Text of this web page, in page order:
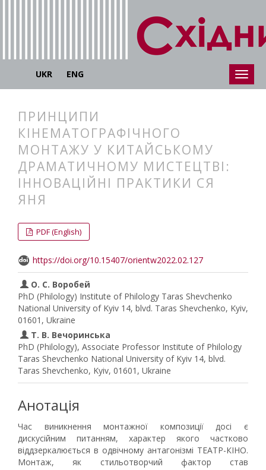
UKR ENG
ПРИНЦИПИ
КІНЕМАТОГРАФІЧНОГО
МОНТАЖУ У КИТАЙСЬКОМУ
ДРАМАТИЧНОМУ МИСТЕЦТВІ:
ІННОВАЦІЙНІ ПРАКТИКИ СЯ
ЯНЯ
PDF (English)
https://doi.org/10.15407/orientw2022.02.127
О. С. Воробей
PhD (Philology) Institute of Philology Taras Shevchenko
National University of Kyiv 14, blvd. Taras Shevchenko, Kyiv,
01601, Ukraine
Т. В. Вечоринська
PhD (Philology), Associate Professor Institute of Philology
Taras Shevchenko National University of Kyiv 14, blvd.
Taras Shevchenko, Kyiv, 01601, Ukraine
Анотація
Час виникнення монтажної композиції досі є
дискусійним питанням, характер якого частково
віддзеркалюється в одвічному антагонізмі ТЕАТР-КІНО.
Монтаж, як стильотворчий фактор став